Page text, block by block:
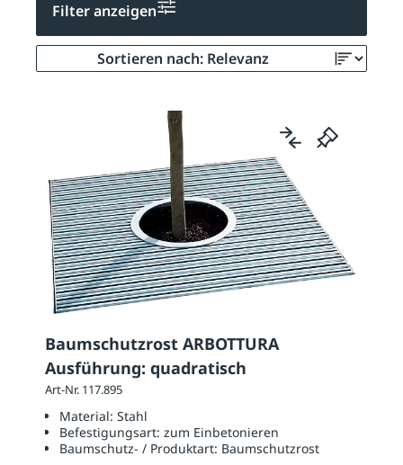
Filter anzeigen
Baumschutzrost ARBOTTURA
Ausführung: quadratisch
Art-Nr. 117.895
Material: Stahl
Befestigungsart: zum Einbetonieren
Baumschutz- / Produktart: Baumschutzrost